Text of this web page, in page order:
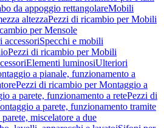
da appoggio rettangolareMobili
altezzaPezzi di ricambio per Mobili
per Mensole
accessoriSpecchi e mobili
Pezzi di ricambio per Mobili
Elementi luminosiUlteriori
a pianale, funzionamento a
Pezzi di ricambio per Montaggio a
a parete, funzionamento a retePezzi di
a parete, funzionamento tramite
miscelatore a due